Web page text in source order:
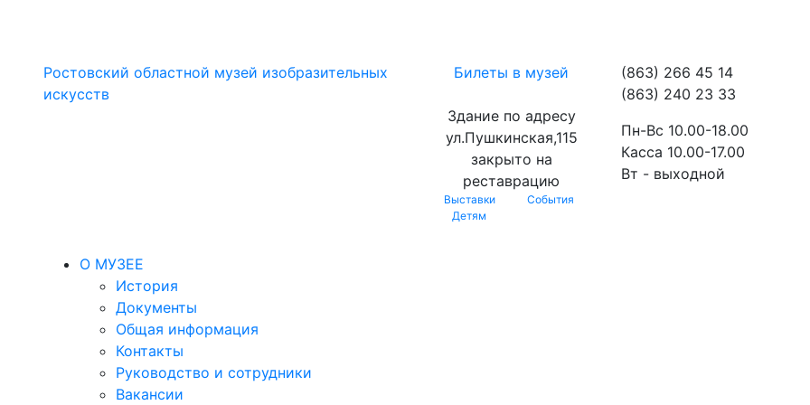
Ростовский областной музей изобразительных
искусств
Билеты в музей
Здание по адресу
ул.Пушкинская,115
закрыто на
реставрацию
Выставки
События
Детям
(863) 266 45 14
(863) 240 23 33
Пн-Вс 10.00-18.00
Касса 10.00-17.00
Вт - выходной
О МУЗЕЕ
История
Документы
Общая информация
Контакты
Руководство и сотрудники
Вакансии